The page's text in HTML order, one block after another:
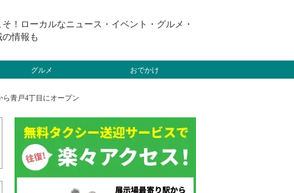
！ローカルなニュース・イベント・グルメ・
情報も
グルメ おでかけ
青戸4丁目にオープン